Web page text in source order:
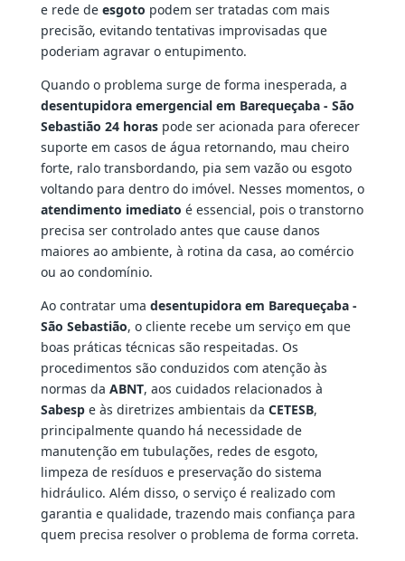
e rede de esgoto podem ser tratadas com mais
precisão, evitando tentativas improvisadas que
poderiam agravar o entupimento.
Quando o problema surge de forma inesperada, a
desentupidora emergencial em Barequeçaba - São
Sebastião 24 horaspode ser acionada para oferecer
suporte em casos de água retornando, mau cheiro
forte, ralo transbordando, pia sem vazão ou esgoto
voltando para dentro do imóvel. Nesses momentos, o
atendimento imediato é essencial, pois o transtorno
precisa ser controlado antes que cause danos
maiores ao ambiente, à rotina da casa, ao comércio
ou ao condomínio.
Ao contratar uma desentupidora em Barequeçaba -
São Sebastião, o cliente recebe um serviço em que
boas práticas técnicas são respeitadas. Os
procedimentos são conduzidos com atenção às
normas da ABNT, aos cuidados relacionados à
Sabespe às diretrizes ambientais da CETESB,
principalmente quando há necessidade de
manutenção em tubulações, redes de esgoto,
limpeza de resíduos e preservação do sistema
hidráulico. Além disso, o serviço é realizado com
garantia e qualidade, trazendo mais confiança para
quem precisa resolver o problema de forma correta.